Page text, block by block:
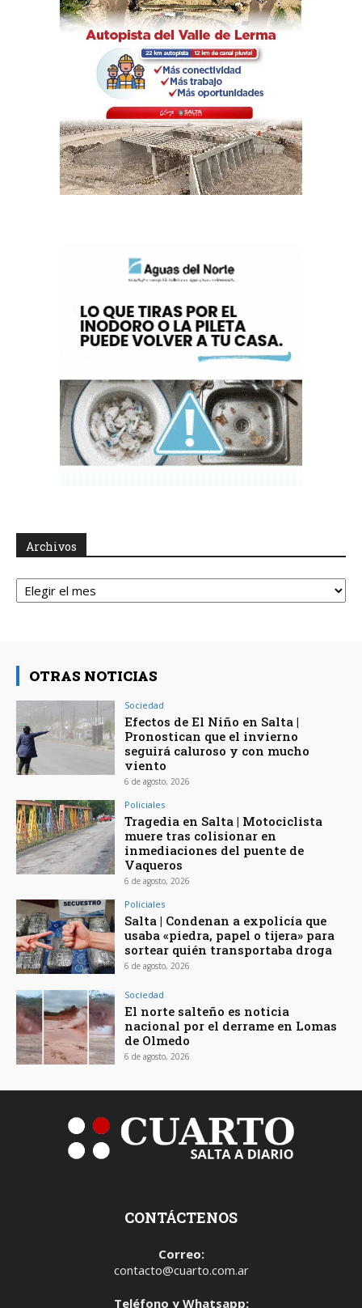
Archivos
Archivos
OTRAS NOTICIAS
Sociedad
Efectos de El Niño en Salta |
Pronostican que el invierno
seguirá caluroso y con mucho
viento
6 de agosto, 2026
Policiales
Tragedia en Salta | Motociclista
muere tras colisionar en
inmediaciones del puente de
Vaqueros
6 de agosto, 2026
Policiales
Salta | Condenan a expolicía que
usaba «piedra, papel o tijera» para
sortear quién transportaba droga
6 de agosto, 2026
Sociedad
El norte salteño es noticia
nacional por el derrame en Lomas
de Olmedo
6 de agosto, 2026
CONTÁCTENOS
Correo:
contacto@cuarto.com.ar
Teléfono y Whatsapp: